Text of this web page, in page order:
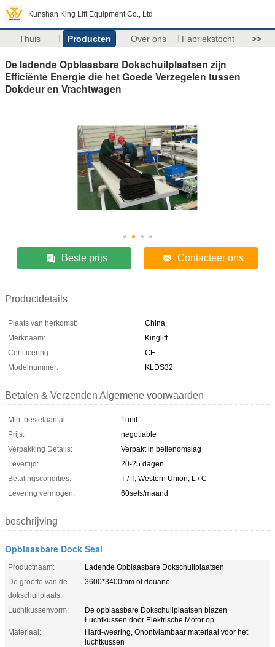
Kunshan King Lift Equipment Co., Ltd
Thuis Producten Over ons Fabriekstocht >>
De ladende Opblaasbare Dokschuilplaatsen zijn
Efficiënte Energie die het Goede Verzegelen tussen
Dokdeur en Vrachtwagen
Beste prijs Contacteer ons
Productdetails
Plaats van herkomst:
China
Merknaam:
Kinglift
Certificering:
CE
Modelnummer:
KLDS32
Betalen & Verzenden Algemene voorwaarden
Min. bestelaantal:
1unit
Prijs:
negotiable
Verpakking Details:
Verpakt in bellenomslag
Levertijd:
20-25 dagen
Betalingscondities:
T / T, Western Union, L / C
Levering vermogen:
60sets/maand
beschrijving
Opblaasbare Dock Seal
Productnaam:
Ladende Opblaasbare Dokschuilplaatsen
De grootte van de
dokschuilplaats:
3600*3400mm of douane
Luchtkussenvorm:
De opblaasbare Dokschuilplaatsen blazen
Luchtkussen door Elektrische Motor op
Materiaal:
Hard-wearing, Onontvlambaar materiaal voor het
luchtkussen